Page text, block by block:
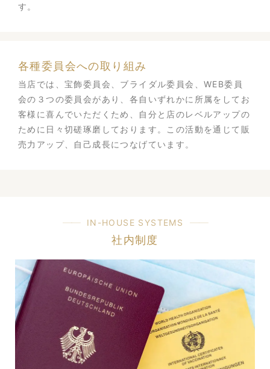
す。
各種委員会への取り組み
当店では、宝飾委員会、ブライダル委員会、WEB委員
会の３つの委員会があり、各自いずれかに所属をしてお
客様に喜んでいただくため、自分と店のレベルアップの
ために日々切磋琢磨しております。この活動を通じて販
売力アップ、自己成長につなげています。
IN-HOUSE SYSTEMS
社内制度